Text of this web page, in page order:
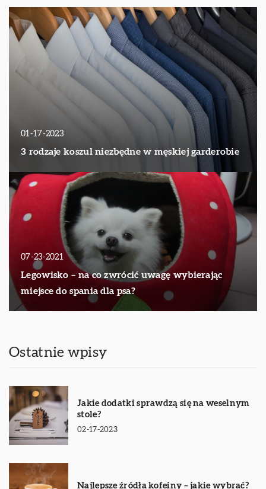
01-17-2023
3 rodzaje koszul niezbędne w męskiej garderobie
07-23-2021
Legowisko – na co zwrócić uwagę wybierając
miejsce do spania dla psa?
Ostatnie wpisy
Jakie dodatki sprawdzą się na weselnym
stole?
02-17-2023
Najlepsze źródła kofeiny – jakie wybrać?